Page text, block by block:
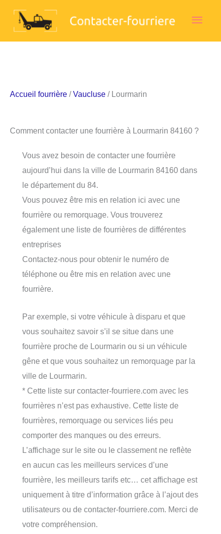
Accueil fourrière /Vaucluse / Lourmarin
Comment contacter une fourrière à Lourmarin 84160 ?
Vous avez besoin de contacter une fourrière
aujourd’hui dans la ville de Lourmarin 84160 dans
le département du 84.
Vous pouvez être mis en relation ici avec une
fourrière ou remorquage. Vous trouverez
également une liste de fourrières de différentes
entreprises
Contactez-nous pour obtenir le numéro de
téléphone ou être mis en relation avec une
fourrière.
Par exemple, si votre véhicule à disparu et que
vous souhaitez savoir s’il se situe dans une
fourrière proche de Lourmarin ou si un véhicule
gêne et que vous souhaitez un remorquage par la
ville de Lourmarin.
* Cette liste sur contacter-fourriere.com avec les
fourrières n’est pas exhaustive. Cette liste de
fourrières, remorquage ou services liés peu
comporter des manques ou des erreurs.
L’affichage sur le site ou le classement ne reflète
en aucun cas les meilleurs services d’une
fourrière, les meilleurs tarifs etc… cet affichage est
uniquement à titre d’information grâce à l’ajout des
utilisateurs ou de contacter-fourriere.com. Merci de
votre compréhension.